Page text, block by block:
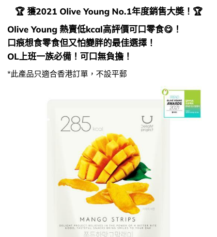
🏆 獲2021 Olive Young No.1年度銷售大奬！🏆
Olive Young 熱賣低kcal高評價可口零食😋！
口痕想食零食但又怕變胖的最佳選擇！
OL上班一族必備！可口無負擔！
*此產品只適合香港訂單，不設平郵